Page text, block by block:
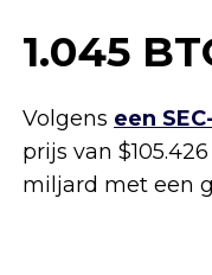
1.045
Volgens een
prijs van
miljard met een